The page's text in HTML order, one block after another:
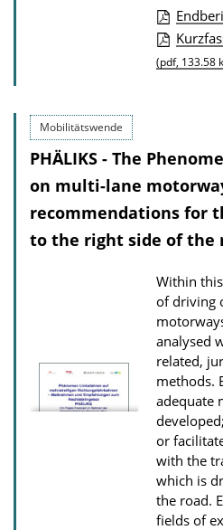
a
d
s
P
u
c
a
t
i
n
D
o
w
n
l
o
a
d
s
(pdf, 133.58
Mobilitätswende
PHÄLIKS - The
on multi-lane
recommendations for
to the right side of the
Within
of driving
analysed
related,
methods.
adequate
or
with the
which is
the road.
fields of